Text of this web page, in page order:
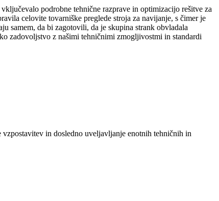
podrobne tehnične razprave in optimizacijo rešitve za
celovite tovarniške preglede stroja za navijanje, s čimer je
samem, da bi zagotovili, da je skupina strank obvladala
zadovoljstvo z našimi tehničnimi zmogljivostmi in standardi
in dosledno uveljavljanje enotnih tehničnih in